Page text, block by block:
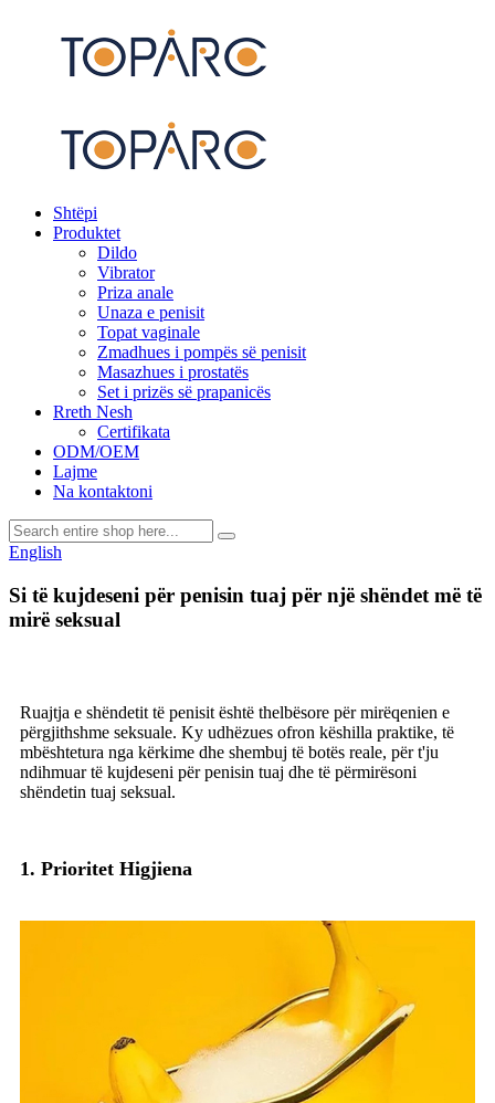
Shtëpi
Produktet
Dildo
Vibrator
Priza anale
Unaza e penisit
Topat vaginale
Zmadhues i pompës së penisit
Masazhues i prostatës
Set i prizës së prapanicës
Rreth Nesh
Certifikata
ODM/OEM
Lajme
Na kontaktoni
English
Si të kujdeseni për penisin tuaj për një shëndet më të
mirë seksual
Ruajtja e shëndetit të penisit është thelbësore për mirëqenien e
përgjithshme seksuale. Ky udhëzues ofron këshilla praktike, të
mbështetura nga kërkime dhe shembuj të botës reale, për t'ju
ndihmuar të kujdeseni për penisin tuaj dhe të përmirësoni
shëndetin tuaj seksual.
1. Prioritet Higjiena